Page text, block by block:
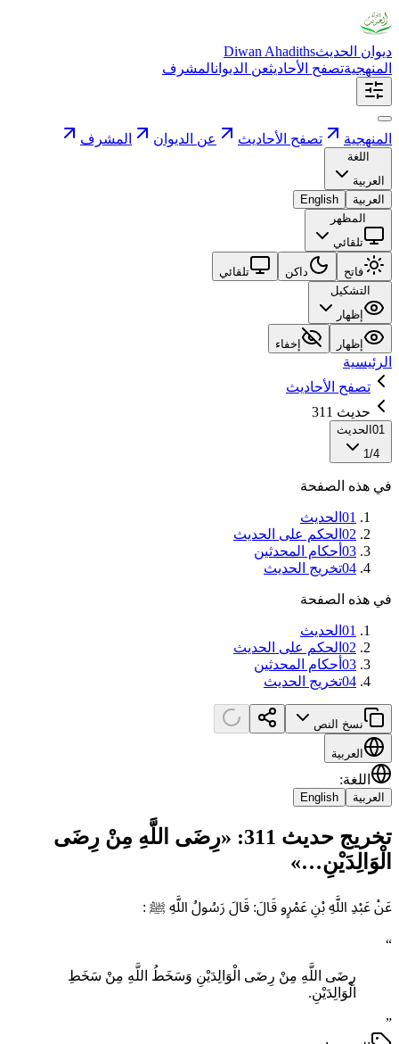
ديوان الحديثDiwan Ahadiths
المنهجيةتصفح الأحاديثعن الديوانالمشرف
المنهجية تصفح الأحاديث عن الديوان المشرف
اللغة
العربية
العربية
English
المظهر
تلقائي
فاتح داكن
تلقائي
التشكيل
إظهار
إظهار إخفاء
الرئيسية
تصفح الأحاديث
حديث 311
01 الحديث
1/4
في هذه الصفحة
01 الحديث
02 الحكم على الحديث
03 أحكام المحدثين
04تخريج الحديث
في هذه الصفحة
01 الحديث
02 الحكم على الحديث
03 أحكام المحدثين
04تخريج الحديث
نسخ النص
العربية
اللغة:
العربية English
تخريج حديث 311: «رِضَى اللَّهِ مِنْ رِضَى
الْوَالِدَيْنِ…»
عَنْ عَبْدِ اللَّهِ بْنِ عَمْرٍو قَالَ: قَالَ رَسُولُ اللَّهِ ﷺ :
“
رِضَى اللَّهِ مِنْ رِضَى الْوَالِدَيْنِ وَسَخَطُ اللَّهِ مِنْ سَخَطِ
الْوَالِدَيْنِ.
”